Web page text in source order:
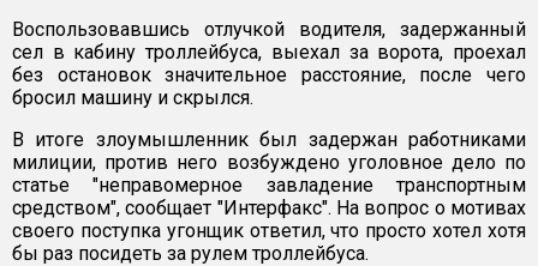
Воспользовавшись отлучкой водителя, задержанный
сел в кабину троллейбуса, выехал за ворота, проехал
без остановок значительное расстояние, после чего
бросил машину и скрылся.
В итоге злоумышленник был задержан работниками
милиции, против него возбуждено уголовное дело по
статье "неправомерное завладение транспортным
средством", сообщает "Интерфакс". На вопрос о мотивах
своего поступка угонщик ответил, что просто хотел хотя
бы раз посидеть за рулем троллейбуса.